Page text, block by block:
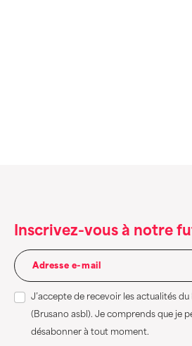
Inscrivez-vous à notre
J’accepte de recevoir les actualités du
(Brusano asbl). Je comprends que je
désabonner à tout moment.